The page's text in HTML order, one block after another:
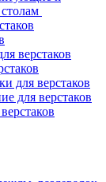
верстаков
для верстаков
для верстаков